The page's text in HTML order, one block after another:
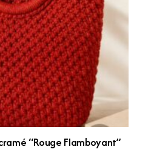
“Rouge Flamboyant”